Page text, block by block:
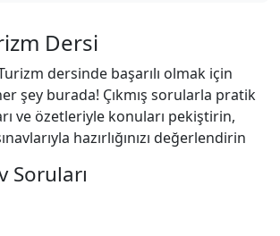
Dersi
dersinde başarılı olmak için
şey burada! Çıkmış sorularla pratik
ve özetleriyle konuları pekiştirin,
hazırlığınızı değerlendirin
Soruları